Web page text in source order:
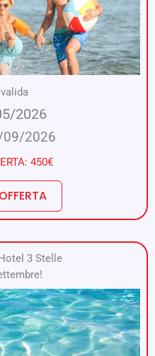
2026
2026
450€
3 Stelle